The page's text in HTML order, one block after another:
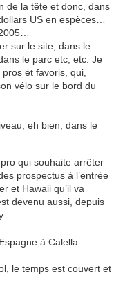
de la tête et donc, dans
US en espèces…
sur le site, dans le
le parc etc, etc. Je
et favoris, qui,
vélo sur le bord du
eh bien, dans le
qui souhaite arrêter
prospectus à l’entrée
et Hawaii qu’il va
devenu aussi, depuis
à Calella
le temps est couvert et